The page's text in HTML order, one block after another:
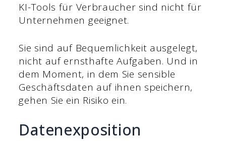
KI-Tools für Verbraucher sind nicht für
Unternehmen geeignet.
Sie sind auf Bequemlichkeit ausgelegt,
nicht auf ernsthafte Aufgaben. Und in
dem Moment, in dem Sie sensible
Geschäftsdaten auf ihnen speichern,
gehen Sie ein Risiko ein.
Datenexposition